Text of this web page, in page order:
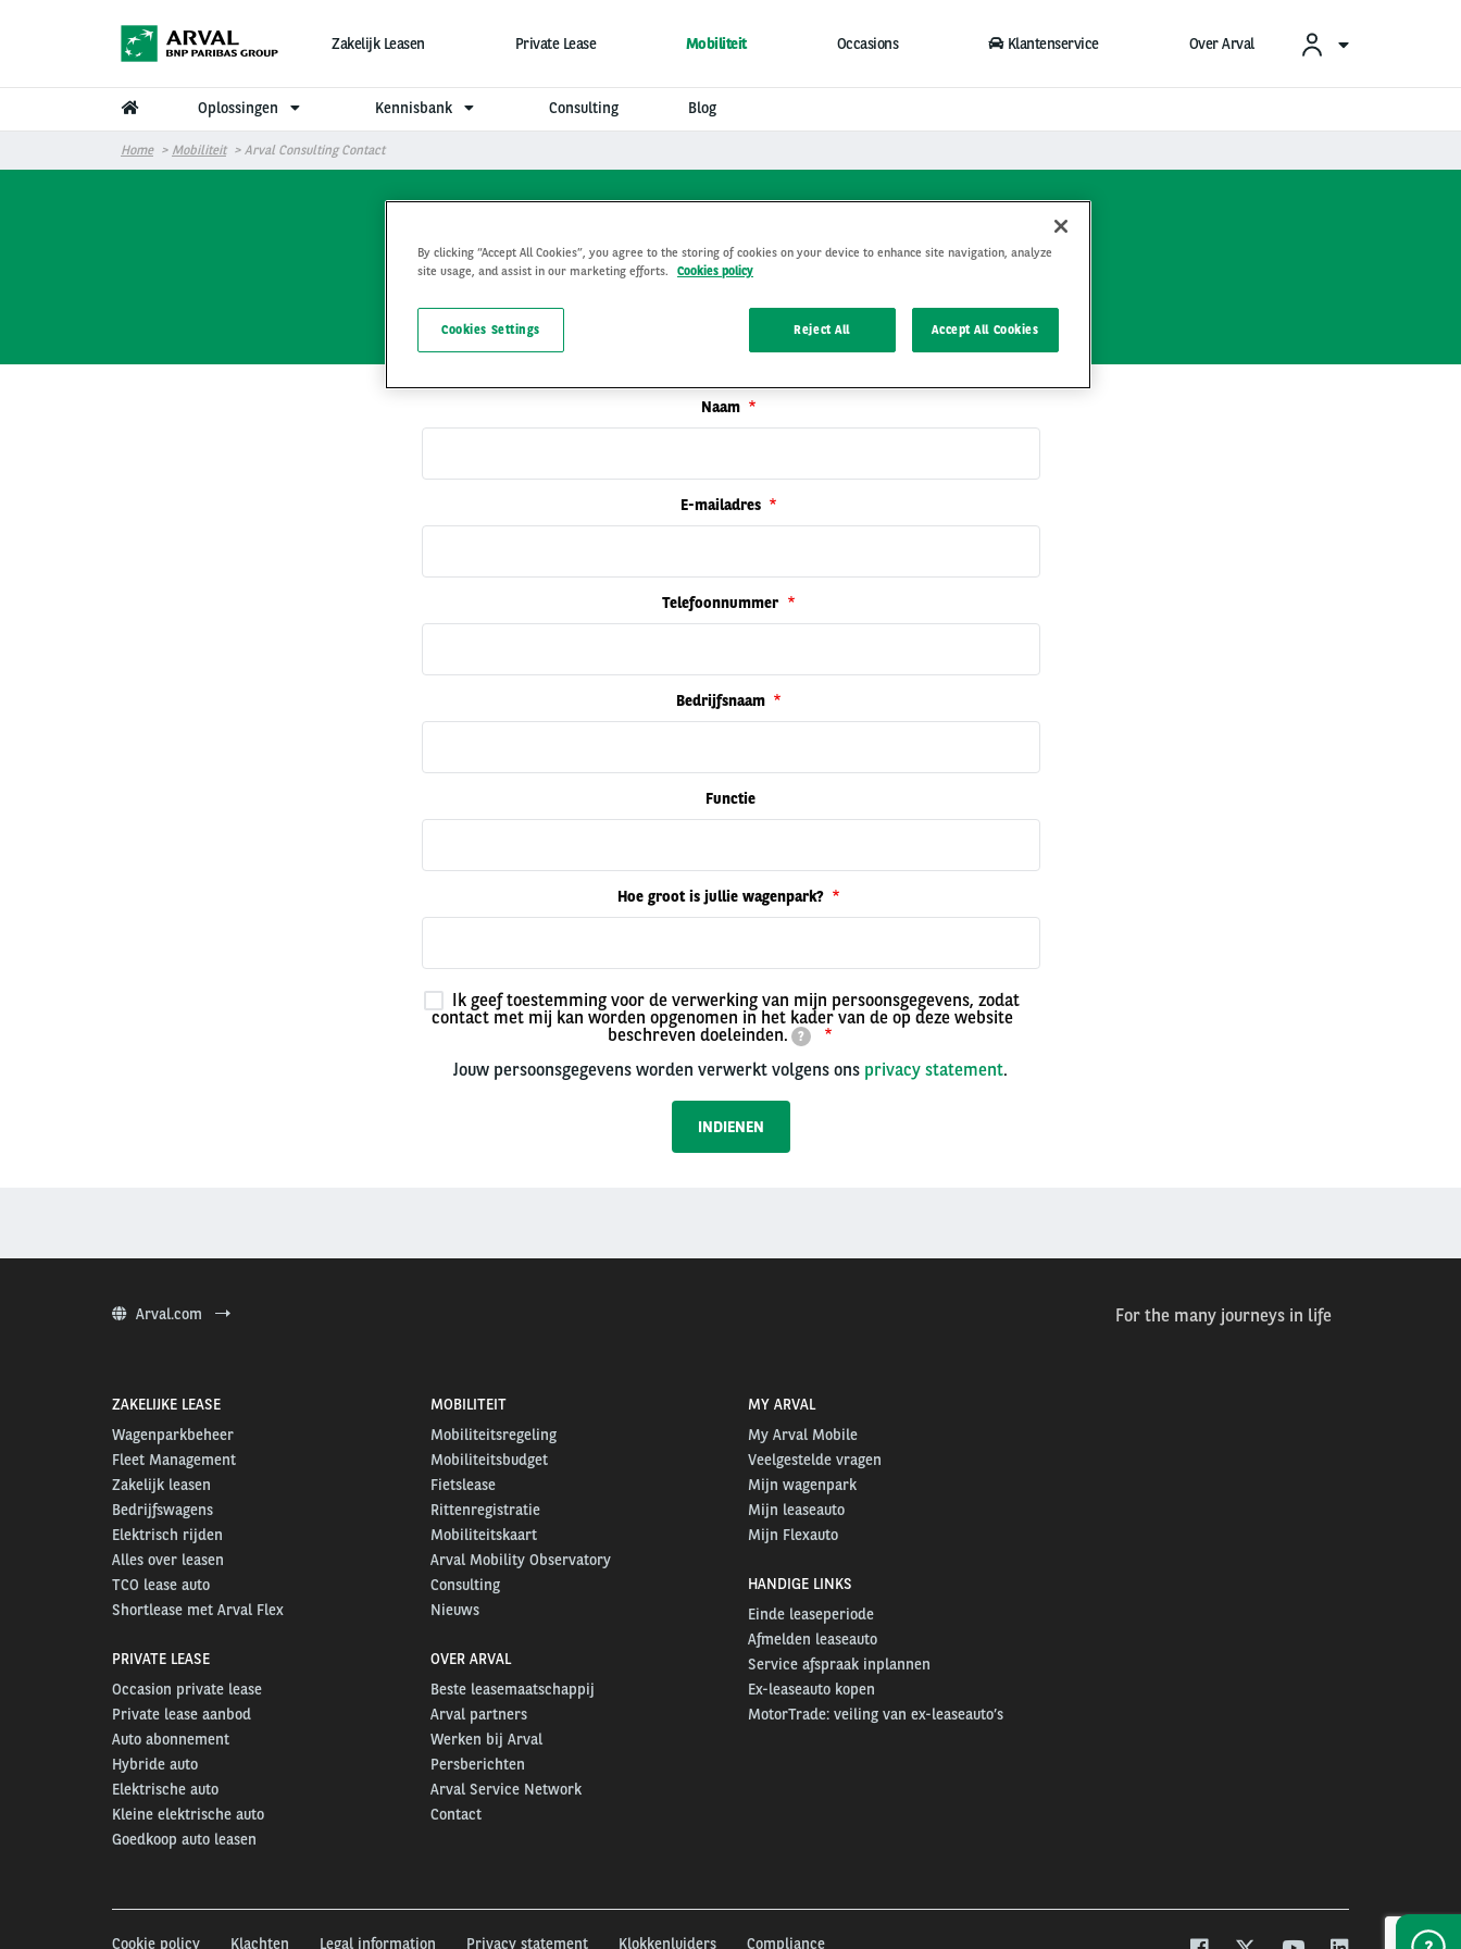
Zakelijk Leasen Private Lease Mobiliteit Occasions Klantenservice Over Arval
Oplossingen Kennisbank Consulting Blog
Home Mobiliteit Arval Consulting Contact
Arval Consulting | Neem contact op
Naam
E-mailadres
Telefoonnummer
Bedrijfsnaam
Functie
Hoe groot is jullie wagenpark?
Ik geef toestemming voor de verwerking van mijn persoonsgegevens, zodat
contact met mij kan worden opgenomen in het kader van de op deze website
beschreven doeleinden.
?
Jouw persoonsgegevens worden verwerkt volgens ons privacy statement.
Arval.com For the many journeys in life
ZAKELIJKE LEASE
Wagenparkbeheer
Fleet Management
Zakelijk leasen
Bedrijfswagens
Elektrisch rijden
Alles over leasen
TCO lease auto
Shortlease met Arval Flex
PRIVATE LEASE
Occasion private lease
Private lease aanbod
Auto abonnement
Hybride auto
Elektrische auto
Kleine elektrische auto
Goedkoop auto leasen
MOBILITEIT
Mobiliteitsregeling
Mobiliteitsbudget
Fietslease
Rittenregistratie
Mobiliteitskaart
Arval Mobility Observatory
Consulting
Nieuws
OVER ARVAL
Beste leasemaatschappij
Arval partners
Werken bij Arval
Persberichten
Arval Service Network
Contact
MY ARVAL
My Arval Mobile
Veelgestelde vragen
Mijn wagenpark
Mijn leaseauto
Mijn Flexauto
HANDIGE LINKS
Einde leaseperiode
Afmelden leaseauto
Service afspraak inplannen
Ex-leaseauto kopen
MotorTrade: veiling van ex-leaseauto’s
Cookie policy Klachten Legal information Privacy statement Klokkenluiders Compliance
By clicking “Accept All Cookies”, you agree to the storing of cookies on your device to enhance site navigation, analyze
site usage, and assist in our marketing efforts.
Cookies policy
Reject All Accept All Cookies
Cookies Settings